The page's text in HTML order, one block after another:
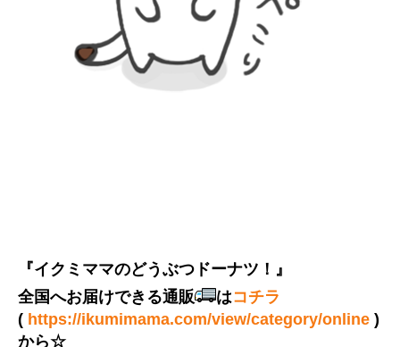
『イクミママのどうぶつドーナツ！』
全国へお届けできる通販
はコチラ
( https://ikumimama.com/view/category/online )
から☆